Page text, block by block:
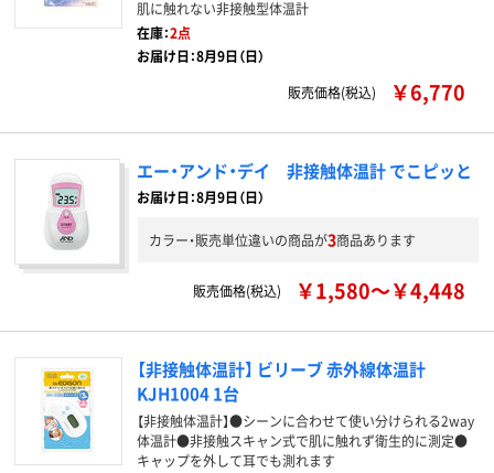
肌に触れない非接触型体温計
在庫：2点
お届け日：8月9日（日）
販売価格(税込)
￥6,770
エー・アンド・デイ 非接触体温計 でこピッと
お届け日：8月9日（日）
カラー・販売単位違いの商品が3商品あります
販売価格(税込) ￥1,580～￥4,448
【非接触体温計】 ビリーブ 赤外線体温計
KJH1004 1台
【非接触体温計】●シーンに合わせて使い分けられる2way
体温計●非接触スキャン式で肌に触れず衛生的に測定●
キャップを外して耳でも測れます